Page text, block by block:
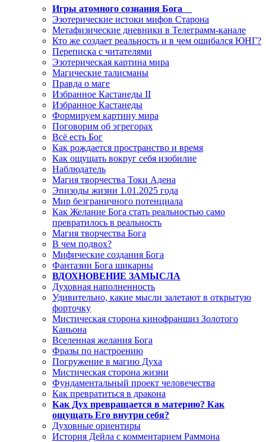
Игры атомного сознания Бога
Эзотерические истоки мифов Старона
Метафизические дневники в Телеграмм-канале
Кто же создает реальность и в чем ошибался ЮНГ?
Переписка с читателями
Эзотерическая картина мира
Магические талисманы
Правда о маге
Избранное Кастанеды II
Избранное Кастанеды
Формируем картину мира
Поговорим об эгрегорах
Всё есть Бог
Как рождается пространство и время
Как ощущать вокруг себя изобилие
Наблюдатель
Магия творчества Токи Адена
Эпизоды жизни 1.01.2025 года
Мир безграничного потенциала
Как Желание Бога стать реальностью само
превратилось в реальность
Магия творчества Бога
В чем подвох?
Мифические создания Бога
Фантазии Бога шикарны
ВДОХНОВЕНИЕ ЗАМЫСЛА
Духовная наполненность
Удивительно, какие мысли залетают в открытую
форточку
Мистическая сторона кинофраншиз Золотого
Каньона
Вселенная желания Бога
Фразы по настроению
Погружение в магию Духа
Мистическая сторона жизни
Фундаментальный проект человечества
Как превратиться в дракона
Как Дух превращается в материю? Как
ощущать Его внутри себя?
Духовные ориентиры
История Дейла с комментарием Раммона